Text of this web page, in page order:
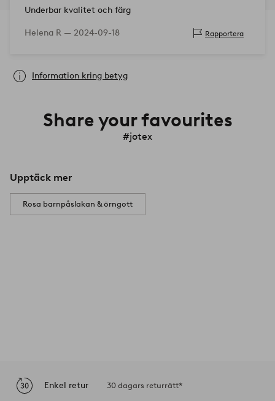
Underbar kvalitet och färg
Helena R — 2024-09-18 Rapportera
Information kring betyg
Share your favourites
#jotex
Upptäck mer
Rosa barnpåslakan & örngott
Enkel retur 30 dagars returrätt*